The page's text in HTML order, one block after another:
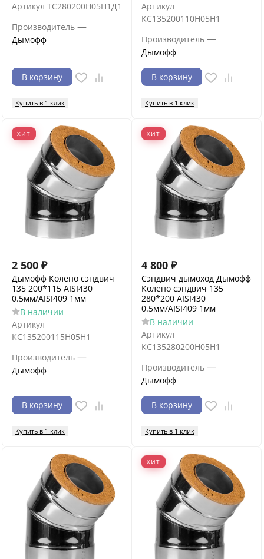
Артикул ТС280200Н05Н1Д1
Производитель —
Дымофф
В корзину
Купить в 1 клик
Артикул
КС135200110Н05Н1
Производитель —
Дымофф
В корзину
Купить в 1 клик
ХИТ
2 500 ₽
Дымофф Колено сэндвич
135 200*115 AISI430
0.5мм/AISI409 1мм
В наличии
Артикул
КС135200115Н05Н1
Производитель —
Дымофф
В корзину
Купить в 1 клик
ХИТ
4 800 ₽
Сэндвич дымоход Дымофф
Колено сэндвич 135
280*200 AISI430
0.5мм/AISI409 1мм
В наличии
Артикул
КС135280200Н05Н1
Производитель —
Дымофф
В корзину
Купить в 1 клик
ХИТ